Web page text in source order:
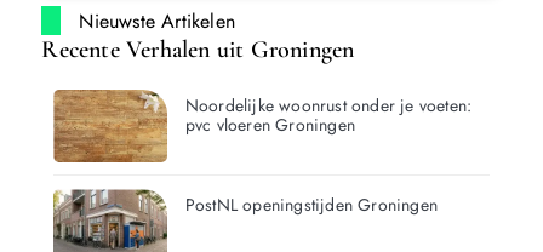
Nieuwste Artikelen
Recente Verhalen uit Groningen
Noordelijke woonrust onder je voeten:
pvc vloeren Groningen
PostNL openingstijden Groningen